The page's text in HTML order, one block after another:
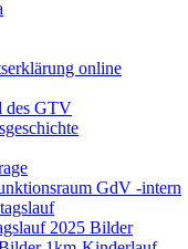
online
des GTV
GdV -intern
2025 Bilder